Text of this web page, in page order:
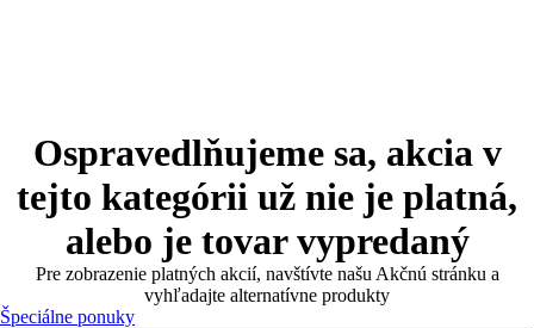
Ospravedlňujeme sa, akcia v
tejto kategórii už nie je platná,
alebo je tovar vypredaný
Pre zobrazenie platných akcií, navštívte našu Akčnú stránku a
vyhľadajte alternatívne produkty
Špeciálne ponuky